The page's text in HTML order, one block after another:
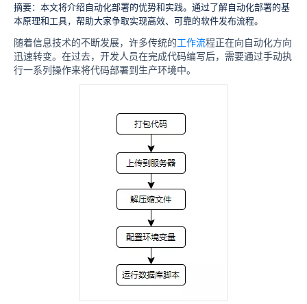
摘要：本文将介绍自动化部署的优势和实践。通过了解自动化部署的基
本原理和工具，帮助大家争取实现高效、可靠的软件发布流程。
随着信息技术的不断发展，许多传统的工作流程正在向自动化方向
迅速转变。在过去，开发人员在完成代码编写后，需要通过手动执
行一系列操作来将代码部署到生产环境中。